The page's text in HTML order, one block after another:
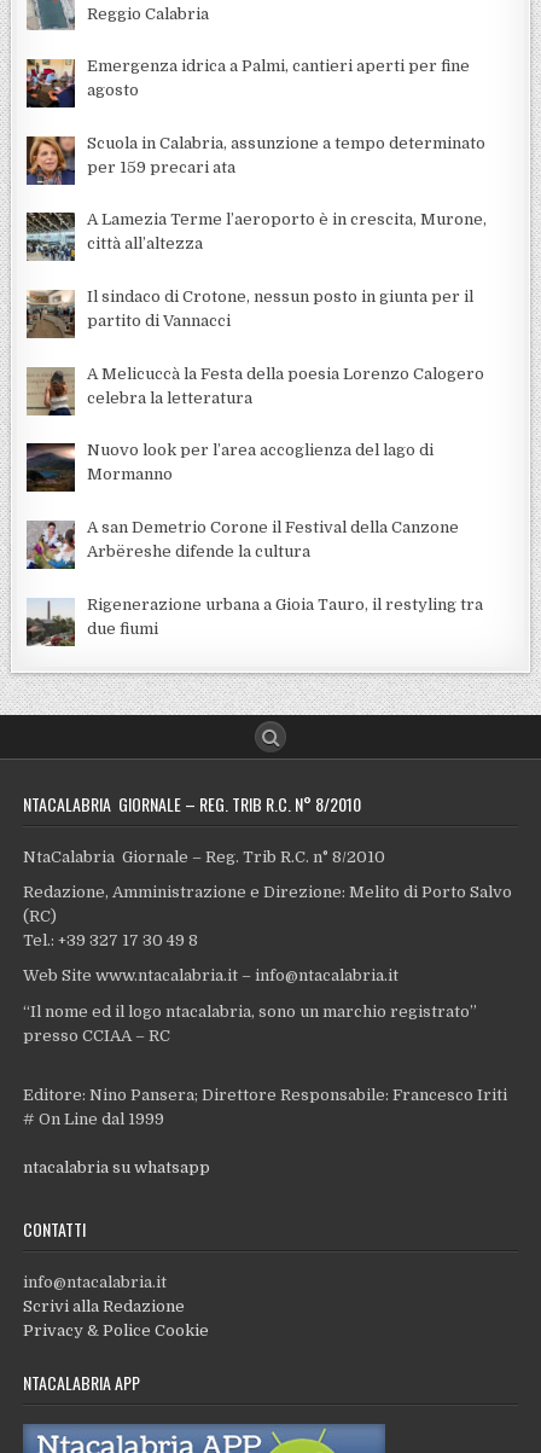
Reggio Calabria
Emergenza idrica a Palmi, cantieri aperti per fine
agosto
Scuola in Calabria, assunzione a tempo determinato
per 159 precari ata
A Lamezia Terme l’aeroporto è in crescita, Murone,
città all’altezza
Il sindaco di Crotone, nessun posto in giunta per il
partito di Vannacci
A Melicuccà la Festa della poesia Lorenzo Calogero
celebra la letteratura
Nuovo look per l’area accoglienza del lago di
Mormanno
A san Demetrio Corone il Festival della Canzone
Arbëreshe difende la cultura
Rigenerazione urbana a Gioia Tauro, il restyling tra
due fiumi
NTACALABRIA GIORNALE – REG. TRIB R.C. N° 8/2010
NtaCalabria Giornale – Reg. Trib R.C. n° 8/2010
Redazione, Amministrazione e Direzione: Melito di Porto Salvo
(RC)
Tel.: +39 327 17 30 49 8
Web Site www.ntacalabria.it – info@ntacalabria.it
“Il nome ed il logo ntacalabria, sono un marchio registrato”
presso CCIAA – RC
Editore: Nino Pansera; Direttore Responsabile: Francesco Iriti
# On Line dal 1999
ntacalabria su whatsapp
CONTATTI
info@ntacalabria.it
Scrivi alla Redazione
Privacy & Police Cookie
NTACALABRIA APP